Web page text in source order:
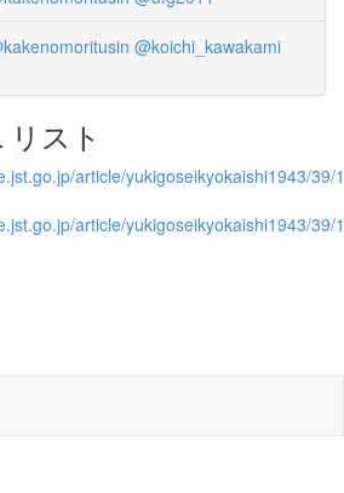
@koichi_kawakami
スト
article/yukigoseikyokaishi1943/
article/yukigoseikyokaishi1943/